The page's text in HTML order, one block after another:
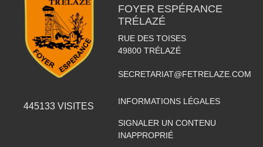
445133 VISITES
FOYER ESPÉRANCE
TRÉLAZÉ
RUE DES TOISES
49800 TRÉLAZÉ
SECRETARIAT@FETRELAZE.COM
INFORMATIONS LÉGALES
SIGNALER UN CONTENU
INAPPROPRIÉ